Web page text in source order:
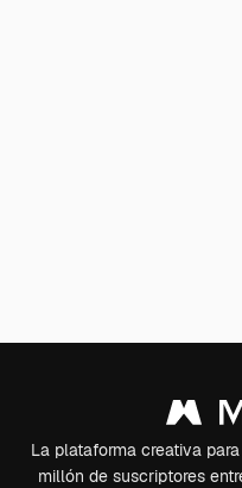
La plataforma creativa
millón de suscriptores